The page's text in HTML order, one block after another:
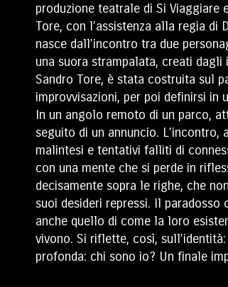
produzione teatrale di Si Viaggiare
Tore, con l’assistenza alla regia
nasce dall’incontro tra due
una suora strampalata, creati dagli
Sandro Tore, è stata costruita sul
improvvisazioni, per poi definirsi in
In un angolo remoto di un parco,
seguito di un annuncio. L’incontro,
malintesi e tentativi falliti di
con una mente che si perde in
decisamente sopra le righe, che
suoi desideri repressi. Il
anche quello di come la loro
vivono. Si riflette, così,
profonda: chi sono io? Un finale